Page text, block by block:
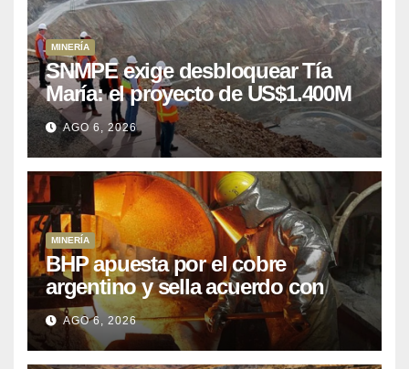
MINERÍA
SNMPE exige desbloquear Tía
María: el proyecto de US$1.400M
que Perú lleva 15 años
posponiendo
AGO 6, 2026
MINERÍA
BHP apuesta por el cobre
argentino y sella acuerdo con
Kobrea para siete proyecto
AGO 6, 2026